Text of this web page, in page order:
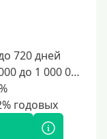
720 дней
от 20 000 до 1 000 000 ₽